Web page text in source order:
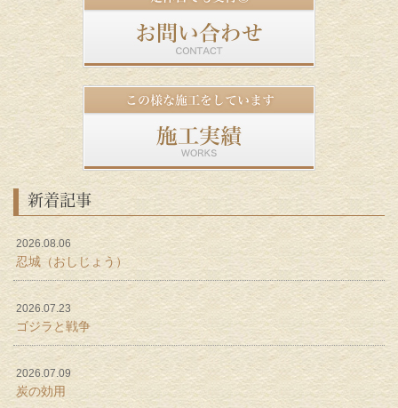
新着記事
2026.08.06
忍城（おしじょう）
2026.07.23
ゴジラと戦争
2026.07.09
炭の効用